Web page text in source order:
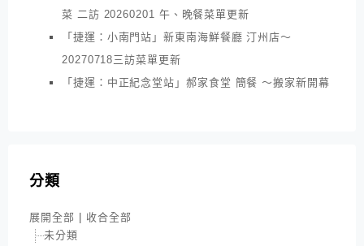
菜 二訪 20260201 午、晚餐菜單更新
「捷運：小南門站」新東南海鮮餐廳 汀州店～
20270718三訪菜單更新
「捷運：中正紀念堂站」郝家食堂 簡餐 ～搬家新開幕
分類
展開全部
收合全部
未分類